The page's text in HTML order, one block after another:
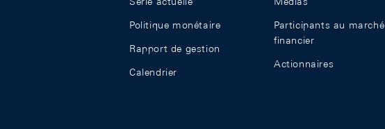
Politique monétaire
Rapport de gestion
Calendrier
Participants au marché
financier
Actionnaires